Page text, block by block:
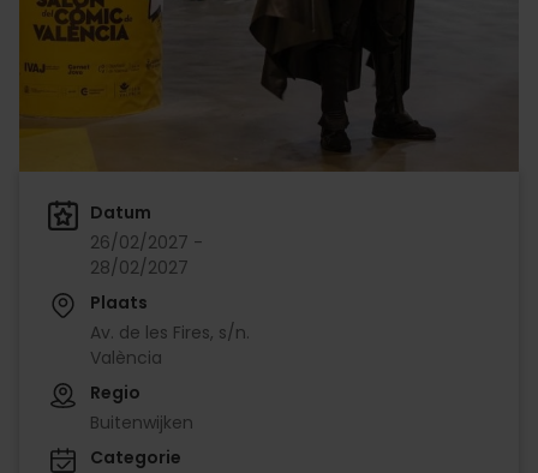
Datum
26/02/2027 -
28/02/2027
Plaats
Av. de les Fires, s/n.
València
Regio
Buitenwijken
Categorie